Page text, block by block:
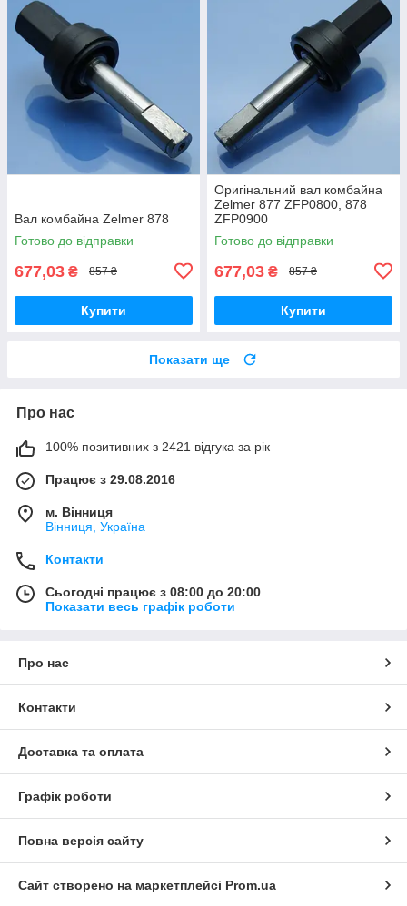
Вал комбайна Zelmer 878
Готово до відправки
677,03 ₴ 857 ₴
Купити
Оригінальний вал комбайна
Zelmer 877 ZFP0800, 878
ZFP0900
Готово до відправки
677,03 ₴ 857 ₴
Купити
Показати ще
Про нас
100% позитивних з 2421 відгука за рік
Працює з 29.08.2016
м. Вінниця
Вінниця, Україна
Контакти
Сьогодні працює з 08:00 до 20:00
Показати весь графік роботи
Про нас
Контакти
Доставка та оплата
Графік роботи
Повна версія сайту
Сайт створено на маркетплейсі Prom.ua